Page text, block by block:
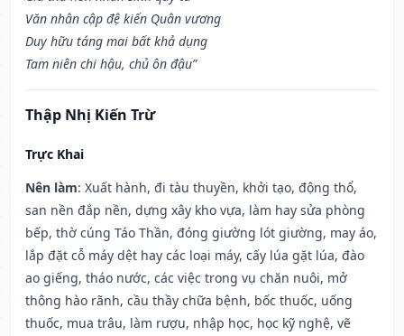
Văn nhân cập đệ kiến Quân vương
Duy hữu táng mai bất khả dụng
Tam niên chi hậu, chủ ôn đậu”
Thập Nhị Kiến Trừ
Trực Khai
Nên làm: Xuất hành, đi tàu thuyền, khởi tạo, động thổ,
san nền đắp nền, dựng xây kho vựa, làm hay sửa phòng
bếp, thờ cúng Táo Thần, đóng giường lót giường, may áo,
lắp đặt cỗ máy dệt hay các loại máy, cấy lúa gặt lúa, đào
ao giếng, tháo nước, các việc trong vụ chăn nuôi, mở
thông hào rãnh, cầu thầy chữa bệnh, bốc thuốc, uống
thuốc, mua trâu, làm rượu, nhập học, học kỹ nghệ, vẽ